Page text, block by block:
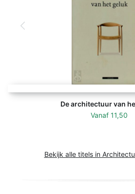
De architectuur van
Vanaf 11,50
Bekijk alle titels in